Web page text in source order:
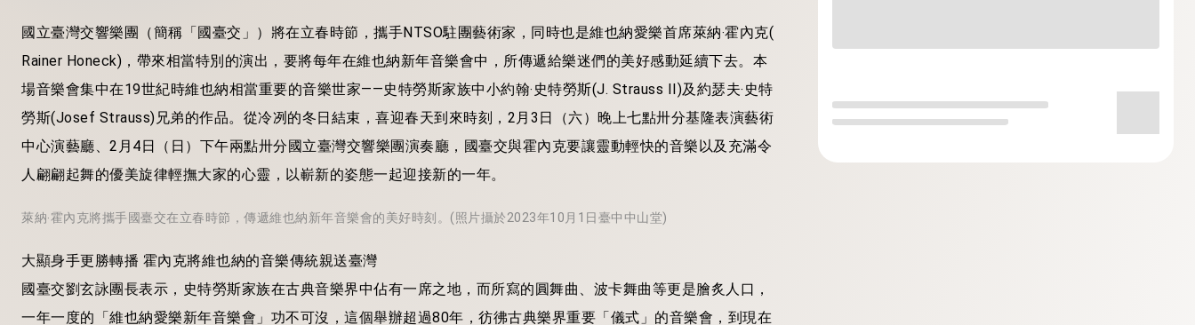
國立臺灣交響樂團（簡稱「國臺交」）將在立春時節，攜手NTSO駐團藝術家，同時也是維也納愛樂首席萊納‧霍內克(
Rainer Honeck)，帶來相當特別的演出，要將每年在維也納新年音樂會中，所傳遞給樂迷們的美好感動延續下去。本
場音樂會集中在19世紀時維也納相當重要的音樂世家——史特勞斯家族中小約翰‧史特勞斯(J. Strauss II)及約瑟夫‧史特
勞斯(Josef Strauss)兄弟的作品。從冷冽的冬日結束，喜迎春天到來時刻，2月3日（六）晚上七點卅分基隆表演藝術
中心演藝廳、2月4日（日）下午兩點卅分國立臺灣交響樂團演奏廳，國臺交與霍內克要讓靈動輕快的音樂以及充滿令
人翩翩起舞的優美旋律輕撫大家的心靈，以嶄新的姿態一起迎接新的一年。
萊納‧霍內克將攜手國臺交在立春時節，傳遞維也納新年音樂會的美好時刻。(照片攝於2023年10月1日臺中中山堂)
大顯身手更勝轉播 霍內克將維也納的音樂傳統親送臺灣
國臺交劉玄詠團長表示，史特勞斯家族在古典音樂界中佔有一席之地，而所寫的圓舞曲、波卡舞曲等更是膾炙人口，
一年一度的「維也納愛樂新年音樂會」功不可沒，這個舉辦超過80年，彷彿古典樂界重要「儀式」的音樂會，到現在